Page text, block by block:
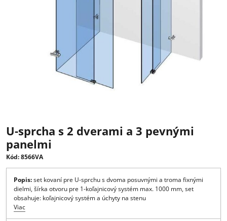
U-sprcha s 2 dverami a 3 pevnými
panelmi
Kód: 8566VA